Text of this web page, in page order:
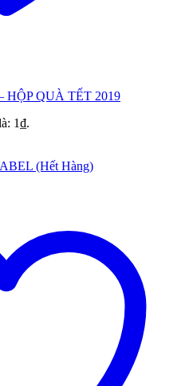
QUÀ TẾT 2019
1₫.